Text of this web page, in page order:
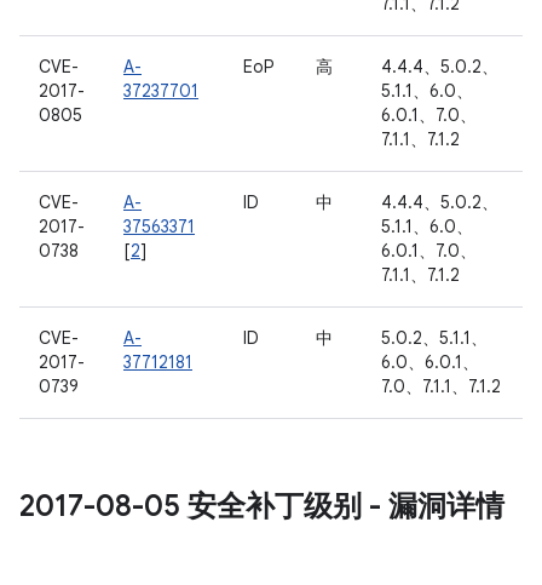
CVE-
2017-
0805
A-
37237701
EoP 高
4.4.4、5.0.2、
5.1.1、6.0、
6.0.1、7.0、
7.1.1、7.1.2
CVE-
2017-
0738
A-
37563371
[2]
ID 中
4.4.4、5.0.2、
5.1.1、6.0、
6.0.1、7.0、
7.1.1、7.1.2
CVE-
2017-
0739
A-
37712181
ID 中
5.0.2、5.1.1、
6.0、6.0.1、
7.0、7.1.1、7.1.2
2017-08-05 安全补丁级别 - 漏洞详情